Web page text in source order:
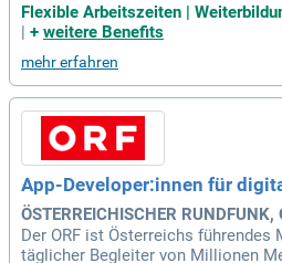
Flexible Arbeitszeiten |
+ weitere Benefits
mehr erfahren
App-Developer:innen für
ÖSTERREICHISCHER RUNDFUNK,
Der ORF ist Österreichs führendes
täglicher Begleiter von Millionen